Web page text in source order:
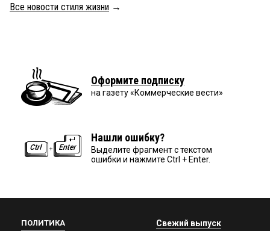
Все новости стиля жизни →
Оформите подписку
на газету «Коммерческие вести»
Нашли ошибку?
Выделите фрагмент с текстом
ошибки и нажмите Ctrl + Enter.
ПОЛИТИКА Свежий выпуск